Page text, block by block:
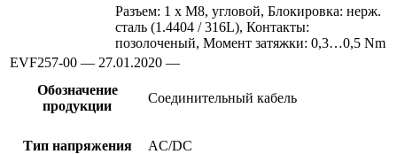
Разъем: 1 x M8, угловой, Блокировка: нерж.
сталь (1.4404 / 316L), Контакты:
позолоченый, Момент затяжки: 0,3…0,5 Nm
EVF257-00 — 27.01.2020 —
Обозначение
продукции
Соединительный кабель
Тип напряжения AC/DC